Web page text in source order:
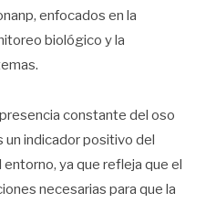
enfocados en la
biológico y la
constante del oso
indicador positivo del
ya que refleja que el
necesarias para que la